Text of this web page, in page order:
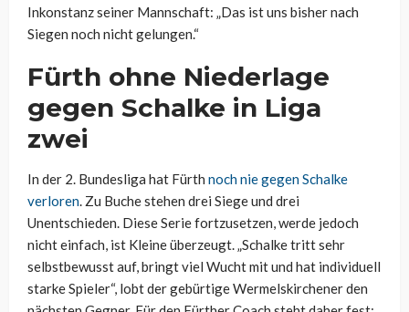
Inkonstanz seiner Mannschaft: „Das ist uns bisher nach
Siegen noch nicht gelungen.“
Fürth ohne Niederlage
gegen Schalke in Liga
zwei
In der 2. Bundesliga hat Fürth noch nie gegen Schalke
verloren. Zu Buche stehen drei Siege und drei
Unentschieden. Diese Serie fortzusetzen, werde jedoch
nicht einfach, ist Kleine überzeugt. „Schalke tritt sehr
selbstbewusst auf, bringt viel Wucht mit und hat individuell
starke Spieler“, lobt der gebürtige Wermelskirchener den